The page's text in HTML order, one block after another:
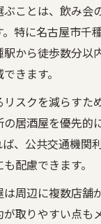
ことは、飲み会
特に名古屋市千
から徒歩数分以
きます。
スクを減らすた
居酒屋を優先的
、公共交通機関
配慮できます。
は周辺に複数店舗
取りやすい点も